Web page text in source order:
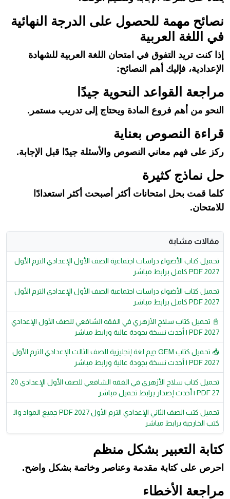
نصائح مهمة للحصول على الدرجة النهائية
في اللغة العربية
إذا كنت تريد التفوق في امتحان اللغة العربية للشهادة
الإعدادية، فإليك أهم النصائح:
مراجعة القواعد النحوية جيدًا
النحو من أهم فروع المادة ويحتاج إلى تدريب مستمر.
قراءة النصوص بعناية
ركز على فهم معاني النصوص والأسئلة جيدًا قبل الإجابة.
حل نماذج كثيرة
كلما قمت بحل امتحانات أكثر أصبحت أكثر استعدادًا
للامتحان.
مقالات مشابة
تحميل كتاب الأضواء دراسات اجتماعية الصف الأول الإعدادي الترم الأول
2027 PDF كامل برابط مباشر
تحميل كتاب الأضواء دراسات اجتماعية الصف الأول الإعدادي الترم الأول
2027 PDF كامل برابط مباشر
📓 تحميل كتاب سلاح الأزهري في الفقه الشافعي للصف الأول الإعدادي
2027 PDF | أحدث نسخة بجودة عالية ورابط مباشر
📥 تحميل كتاب GEM جيم لغة إنجليزية للصف الثالث الإعدادي الترم الأول
2027 PDF | أحدث نسخة بجودة عالية ورابط مباشر
تحميل كتاب سلاح الأزهري في الفقه الشافعي للصف الأول الإعدادي 20
27 PDF | أحدث إصدار برابط تحميل مباشر
تحميل كتب الصف الثاني الإعدادي الترم الأول 2027 PDF جميع المواد وال
كتب الخارجية برابط مباشر
كتابة التعبير بشكل منظم
احرص على كتابة مقدمة وعناصر وخاتمة بشكل واضح.
مراجعة الأخطاء